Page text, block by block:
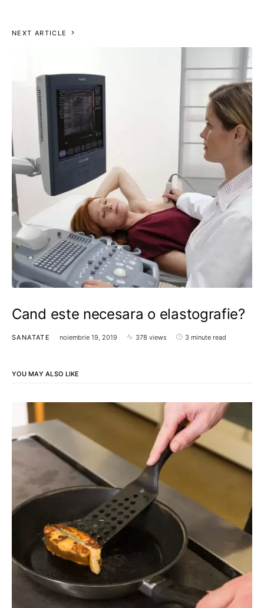
NEXT ARTICLE
Cand este necesara o elastografie?
SANATATE noiembrie 19, 2019 378 views 3 minute read
YOU MAY ALSO LIKE